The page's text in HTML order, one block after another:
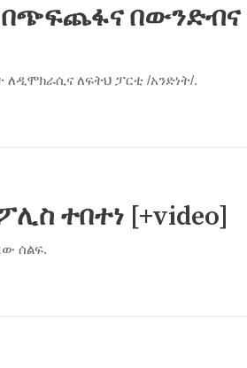
በጭፍጨፋና በውንድብና
ለፍትህ ፓርቲ /አንድነት/.
ተበተነ [+video]
ሰልፍ.